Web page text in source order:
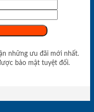
những ưu đãi mới nhất.
bảo mật tuyệt đối.